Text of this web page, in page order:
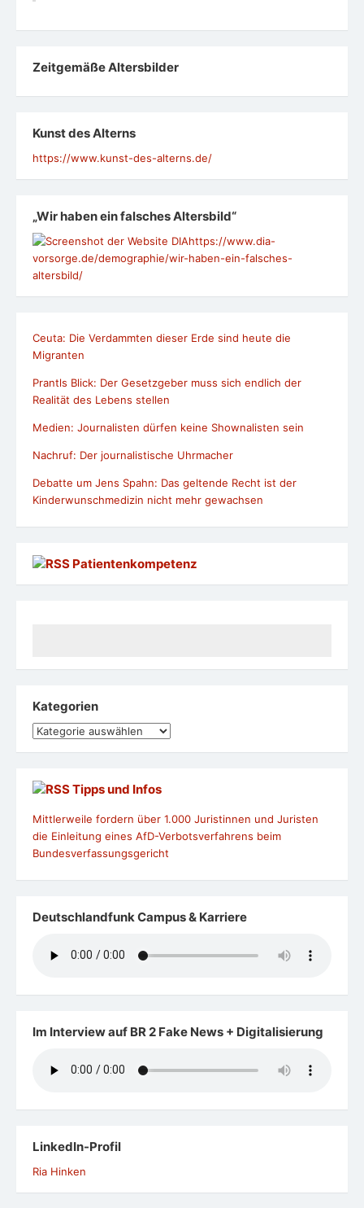
Zeit­ge­mäße Alters­bil­der
Kunst des Alterns
https://www.kunst-des-alterns.de/
„Wir haben ein falsches Altersbild“
https://www.dia-
vorsorge.de/demographie/wir-haben-ein-falsches-
altersbild/
Ceuta: Die Verdammten dieser Erde sind heute die
Migranten
Prantls Blick: Der Gesetzgeber muss sich endlich der
Realität des Lebens stellen
Medien: Journalisten dürfen keine Shownalisten sein
Nachruf: Der journalistische Uhrmacher
Debatte um Jens Spahn: Das geltende Recht ist der
Kinderwunschmedizin nicht mehr gewachsen
Patientenkompetenz
Kategorien
Kategorien
Tipps und Infos
Mittlerweile fordern über 1.000 Juristinnen und Juristen
die Einleitung eines AfD-Verbotsverfahrens beim
Bundesverfassungsgericht
Deutschlandfunk Campus & Karriere
Im Interview auf BR 2 Fake News + Digitalisierung
LinkedIn-Profil
Ria Hinken